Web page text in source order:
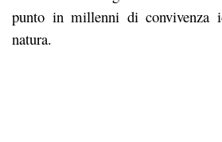
punto in millenni di convivenza
natura.